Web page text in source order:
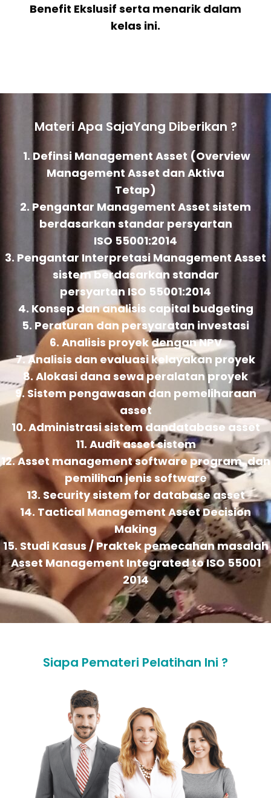
Benefit Ekslusif serta menarik dalam
kelas ini.
Materi Apa SajaYang Diberikan ?
1. Definsi Management Asset (Overview
Management Asset dan Aktiva
Tetap)
2. Pengantar Management Asset sistem
berdasarkan standar persyartan
ISO 55001:2014
3. Pengantar Interpretasi Management Asset
sistem berdasarkan standar
persyartan ISO 55001:2014
4. Konsep dan analisis capital budgeting
5. Peraturan dan persyaratan investasi
6. Analisis proyek dengan NPV
7. Analisis dan evaluasi kelayakan proyek
8. Alokasi dana sewa peralatan proyek
9. Sistem pengawasan dan pemeliharaan
asset
10. Administrasi sistem dandatabase asset
11. Audit asset sistem
12. Asset management software program, dan
pemilihan jenis software
13. Security sistem for database asset
14. Tactical Management Asset Decision
Making
15. Studi Kasus / Praktek pemecahan masalah
Asset Management Integrated to ISO 55001
2014
Siapa Pemateri Pelatihan Ini ?